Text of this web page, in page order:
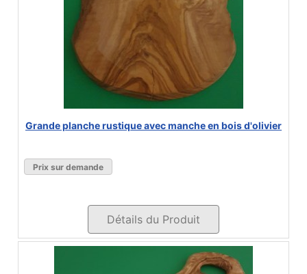
Grande planche rustique avec manche en bois d'olivier
Prix sur demande
Détails du Produit